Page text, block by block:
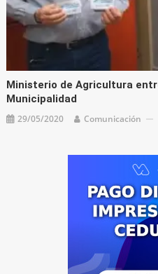
Ministerio de Agricultura
Municipalidad
29/05/2020 Comunicación